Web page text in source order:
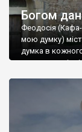
Богом
Феодосія (Кафа-
мою думку)
думка в
запрошую